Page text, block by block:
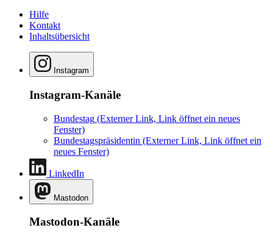
Hilfe
Kontakt
Inhaltsübersicht
Instagram
Instagram-Kanäle
Bundestag (Externer Link, Link öffnet ein neues
Fenster)
Bundestagspräsidentin (Externer Link, Link öffnet ein
neues Fenster)
LinkedIn
Mastodon
Mastodon-Kanäle